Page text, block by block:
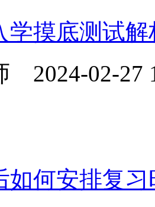
学摸底测试解
2024-02-27
如何安排复习